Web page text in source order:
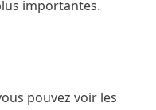
importantes.
pouvez voir les